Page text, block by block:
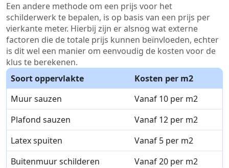
Een andere methode om een prijs voor het
schilderwerk te bepalen, is op basis van een prijs per
vierkante meter. Hierbij zijn er alsnog wat externe
factoren die de totale prijs kunnen beïnvloeden, echter
is dit wel een manier om eenvoudig de kosten voor de
klus te berekenen.
Soort oppervlakte
Kosten per m2
Muur sauzen
Vanaf 10 per m2
Plafond sauzen
Vanaf 12 per m2
Latex spuiten
Vanaf 5 per m2
Buitenmuur schilderen
Vanaf 20 per m2